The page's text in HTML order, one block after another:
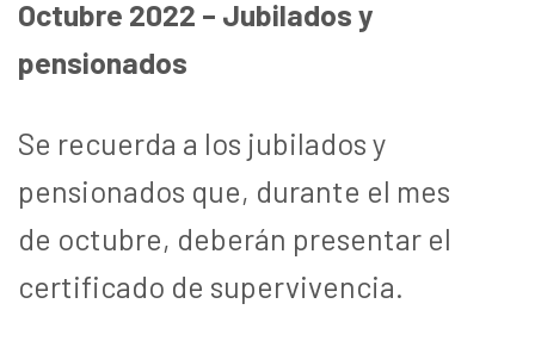
Octubre 2022 – Jubilados y
pensionados
Se recuerda a los jubilados y
pensionados que, durante el mes
de octubre, deberán presentar el
certificado de supervivencia.